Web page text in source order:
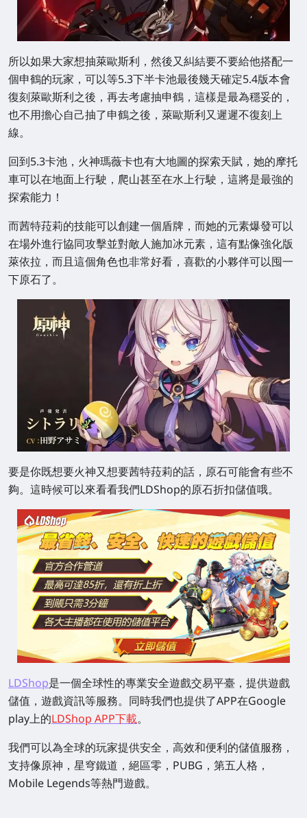
所以如果大家想抽萊歐斯利，然後又糾結要不要給他搭配一
個申鶴的玩家，可以等5.3下半卡池最後幾天確定5.4版本會
復刻萊歐斯利之後，再去考慮抽申鶴，這樣是最為穩妥的，
也不用擔心自己抽了申鶴之後，萊歐斯利又遲遲不復刻上
線。
回到5.3卡池，火神瑪薇卡也有大地圖的探索天賦，她的摩托
車可以在地面上行駛，爬山甚至在水上行駛，這將是最強的
探索能力！
而茜特菈莉的技能可以創建一個盾牌，而她的元素爆發可以
在場外進行協同攻擊並對敵人施加冰元素，這有點像強化版
萊依拉，而且這個角色也非常好看，喜歡的小夥伴可以囤一
下原石了。
要是你既想要火神又想要茜特菈莉的話，原石可能會有些不
夠。這時候可以來看看我們LDShop的原石折扣儲值哦。
LDShop是一個全球性的專業安全遊戲交易平臺，提供遊戲
儲值，遊戲資訊等服務。同時我們也提供了APP在Google
play上的LDShop APP下載。
我們可以為全球的玩家提供安全，高效和便利的儲值服務，
支持像原神，星穹鐵道，絕區零，PUBG，第五人格，
Mobile Legends等熱門遊戲。